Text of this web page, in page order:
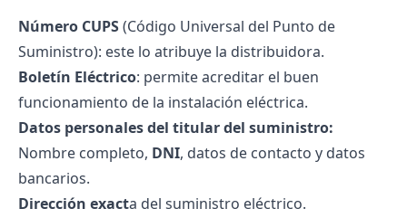
Número CUPS(Código Universal del Punto de
Suministro): este lo atribuye la distribuidora.
Boletín Eléctrico: permite acreditar el buen
funcionamiento de la instalación eléctrica.
Datos personales del titular del suministro:
Nombre completo, DNI, datos de contacto y datos
bancarios.
Dirección exacta del suministro eléctrico.